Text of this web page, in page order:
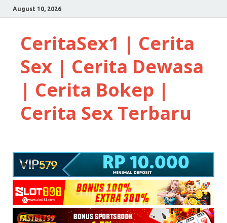
August 10, 2026
CeritaSex1 | Cerita
Sex | Cerita Dewasa
| Cerita Bokep |
Cerita Sex Terbaru